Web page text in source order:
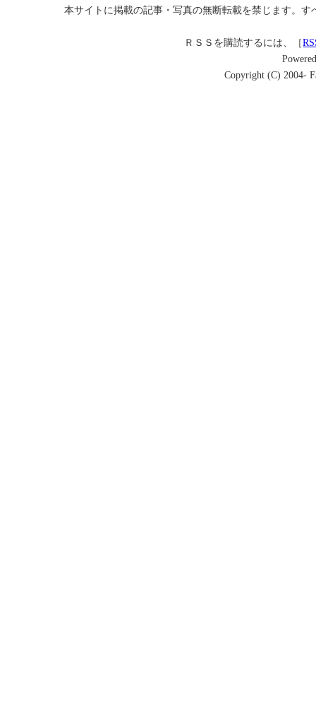
本サイトに掲載の記事・写真の無断転載を禁じます。
ＲＳＳを購読するには、［
Copyright (C) 2004-